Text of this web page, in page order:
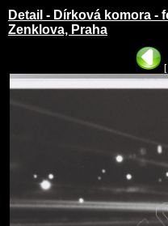
Detail - Dírková komora -
Zenklova, Praha